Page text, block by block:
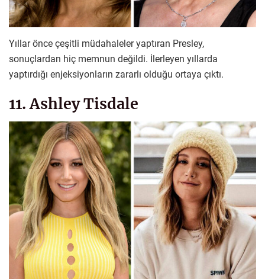
Yıllar önce çeşitli müdahaleler yaptıran Presley,
sonuçlardan hiç memnun değildi. İlerleyen yıllarda
yaptırdığı enjeksiyonların zararlı olduğu ortaya çıktı.
11. Ashley Tisdale